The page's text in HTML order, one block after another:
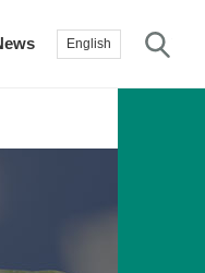
English